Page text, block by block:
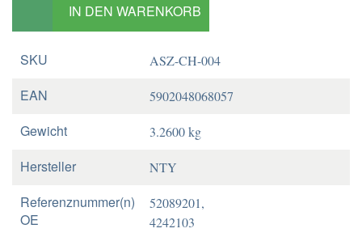
IN DEN WARENKORB
SKU ASZ-CH-004
EAN 5902048068057
Gewicht 3.2600 kg
Hersteller NTY
Referenznummer(n)
OE
52089201,
4242103